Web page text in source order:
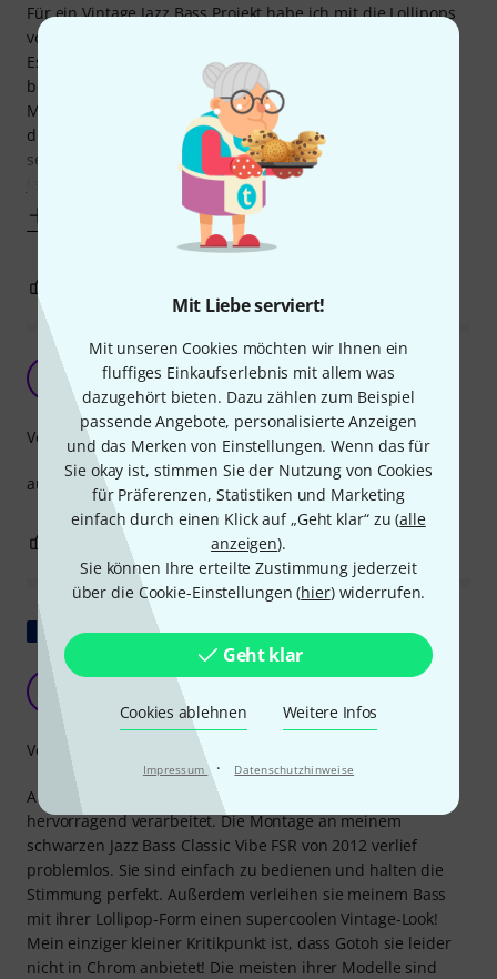
Mit Liebe serviert!
Mit unseren Cookies möchten wir Ihnen ein
fluffiges Einkaufserlebnis mit allem was
dazugehört bieten. Dazu zählen zum Beispiel
passende Angebote, personalisierte Anzeigen
und das Merken von Einstellungen. Wenn das für
Sie okay ist, stimmen Sie der Nutzung von Cookies
für Präferenzen, Statistiken und Marketing
einfach durch einen Klick auf „Geht klar“ zu (alle
anzeigen).
Sie können Ihre erteilte Zustimmung jederzeit
über die Cookie-Einstellungen (hier) widerrufen.
Geht klar
Cookies ablehnen Weitere Infos
Impressum · Datenschutzhinweise
Für ein Vintage Jazz Bass Projekt habe ich mit die Lollipops
von Gotoh gegönnt.
Es lohnt sich unbedingt ein paar EUR mehr auszugeben -
beste Qualität in der Verarbeitung - leicht zu drehende
Mechaniken und absolut stimmstabil. Man muss auch hier
die kleinen Schrauben zur Befestigung an der Kopfplatte
sehr, sehr, sehr vorsichtig behandeln - aber das weiß man
Werd ich.....
achim12345 03.04.2024
auf jeden Fall NOCHMAL kaufen !!!
Verarbeitung
0 BEWERTUNG MELDEN
Original zeigen
"Spaß"-Mechaniken
Chrissou 20.11.2020
Ausgezeichnete Mechaniken, sehr hohe Qualität,
hervorragend verarbeitet. Die Montage an meinem
schwarzen Jazz Bass Classic Vibe FSR von 2012 verlief
problemlos. Sie sind einfach zu bedienen und halten die
Stimmung perfekt. Außerdem verleihen sie meinem Bass
mit ihrer Lollipop-Form einen supercoolen Vintage-Look!
Mein einziger kleiner Kritikpunkt ist, dass Gotoh sie leider
nicht in Chrom anbietet! Die meisten ihrer Modelle sind
Verarbeitung